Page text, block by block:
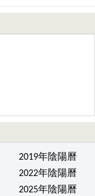
2019年陰陽曆
2022年陰陽曆
2025年陰陽曆